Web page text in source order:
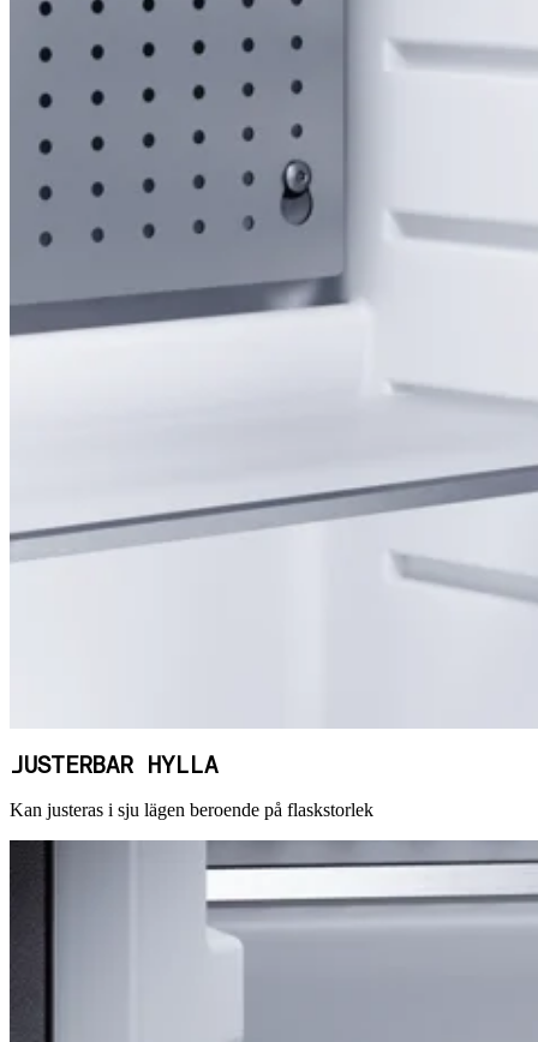
JUSTERBAR HYLLA
Kan justeras i sju lägen beroende på flaskstorlek